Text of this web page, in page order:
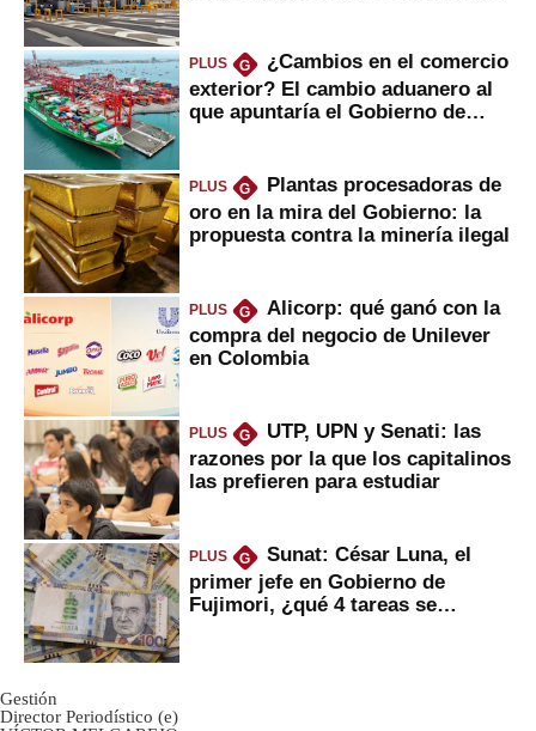
PLUS G
¿Cambios en el comercio
exterior? El cambio aduanero al
que apuntaría el Gobierno de
PLUS G
Plantas procesadoras de
oro en la mira del Gobierno: la
propuesta contra la minería ilegal
PLUS G
Alicorp: qué ganó con la
compra del negocio de Unilever
en Colombia
PLUS G
UTP, UPN y Senati: las
razones por la que los capitalinos
las prefieren para estudiar
PLUS G
Sunat: César Luna, el
primer jefe en Gobierno de
Fujimori, ¿qué 4 tareas se
Gestión
Director Periodístico (e)